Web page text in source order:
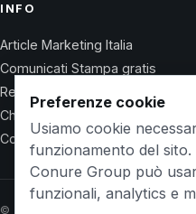
INFO
Article Marketing Italia
Comunicati Stampa gratis
Regolamento
Chi Siamo
Contatti
© 2026 Wet Life News · The
Preferenze cookie
Usiamo cookie
funzionamento del
Conure Group può
funzionali, analytics e